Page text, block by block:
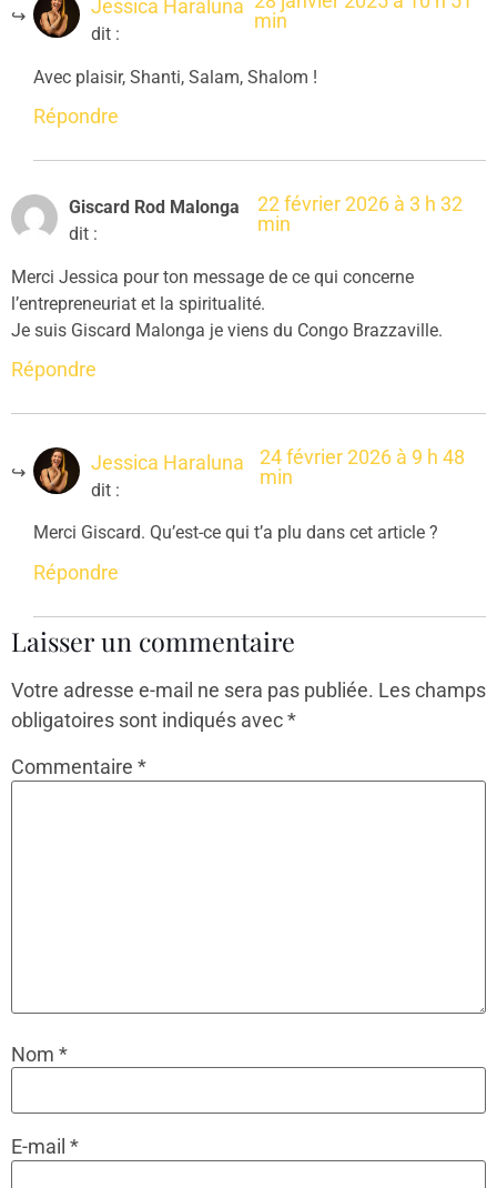
Jessica Haraluna
dit :
min
Avec plaisir, Shanti, Salam, Shalom !
Répondre
Giscard Rod Malonga
dit :
22 février 2026 à 3 h 32
min
Merci Jessica pour ton message de ce qui concerne
l’entrepreneuriat et la spiritualité.
Je suis Giscard Malonga je viens du Congo Brazzaville.
Répondre
Jessica Haraluna
dit :
24 février 2026 à 9 h 48
min
Merci Giscard. Qu’est-ce qui t’a plu dans cet article ?
Répondre
Laisser un commentaire
Votre adresse e-mail ne sera pas publiée. Les champs
obligatoires sont indiqués avec*
Commentaire *
Nom *
E-mail *